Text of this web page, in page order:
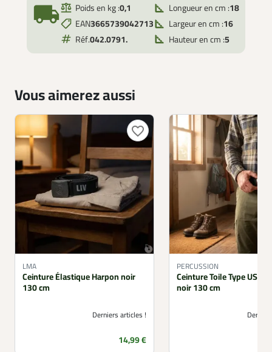
local_shipping Poids en kg :0,1
EAN3665739042713
Réf.042.0791.
Longueur en cm :18
Largeur en cm :16
Hauteur en cm :5
Vous aimerez aussi
favorite_border
LMA
Ceinture Élastique Harpon noir
130 cm
Derniers articles !
Prix
14,99 €
PERCUSSION
Ceinture Toile Type US
noir 130 cm